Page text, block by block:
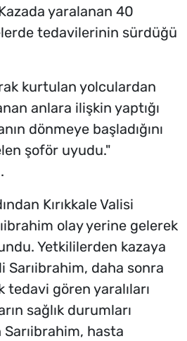
yaralanan 40
tedavilerinin sürdüğü
kurtulan yolculardan
anlara ilişkin yaptığı
dönmeye başladığını
şoför uyudu."
Kırıkkale Valisi
olay yerine gelerek
Yetkililerden kazaya
Sarıibrahim, daha sonra
gören yaralıları
sağlık durumları
hasta